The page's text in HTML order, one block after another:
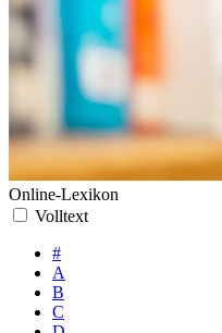
Online-Lexikon
Volltext
#
A
B
C